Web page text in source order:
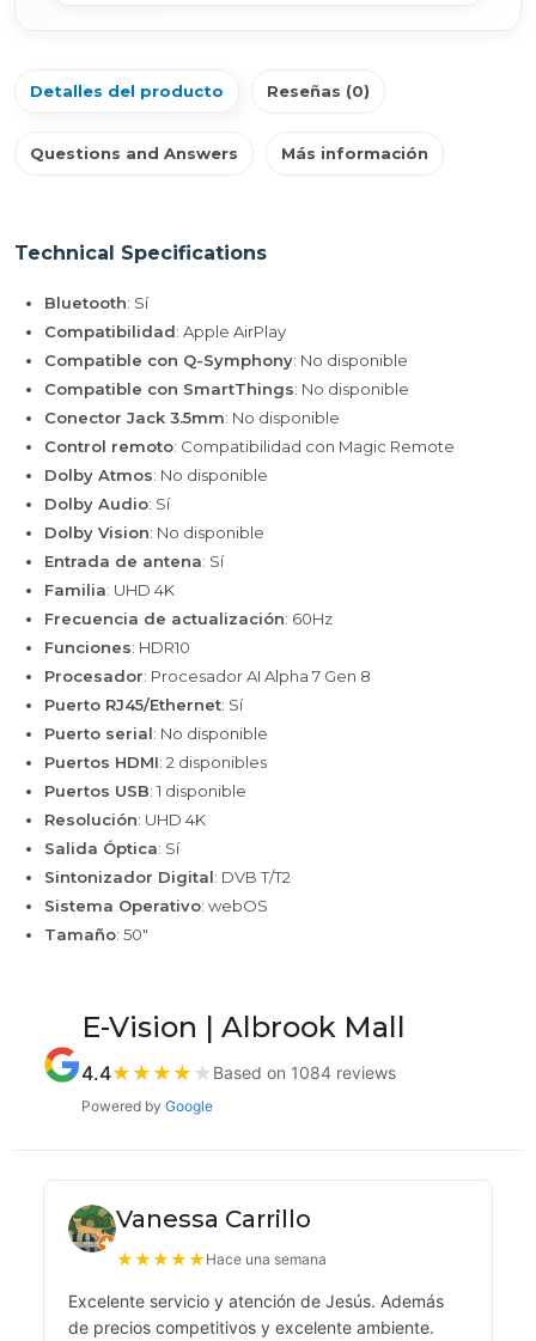
Detalles del producto Reseñas (0)
Questions and Answers Más información
Technical Specifications
Bluetooth: Sí
Compatibilidad: Apple AirPlay
Compatible con Q-Symphony: No disponible
Compatible con SmartThings: No disponible
Conector Jack 3.5mm: No disponible
Control remoto: Compatibilidad con Magic Remote
Dolby Atmos: No disponible
Dolby Audio: Sí
Dolby Vision: No disponible
Entrada de antena: Sí
Familia: UHD 4K
Frecuencia de actualización: 60Hz
Funciones: HDR10
Procesador: Procesador AI Alpha 7 Gen 8
Puerto RJ45/Ethernet: Sí
Puerto serial: No disponible
Puertos HDMI: 2 disponibles
Puertos USB: 1 disponible
Resolución: UHD 4K
Salida Óptica: Sí
Sintonizador Digital: DVB T/T2
Sistema Operativo: webOS
Tamaño: 50"
E-Vision | Albrook Mall
4.4★ ★ ★ ★ ★ Based on 1084 reviews
Powered by Google
Vanessa Carrillo
★★★★★ Hace una semana
Excelente servicio y atención de Jesús. Además
de precios competitivos y excelente ambiente.